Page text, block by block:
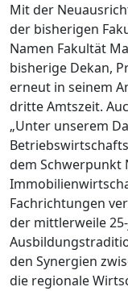
Mit der
der bisherigen
Namen Fakultät
bisherige Dekan,
erneut in seinem
dritte Amtszeit.
„Unter unserem
dem Schwerpunkt
Fachrichtungen
der mittlerweile
den Synergien
die regionale